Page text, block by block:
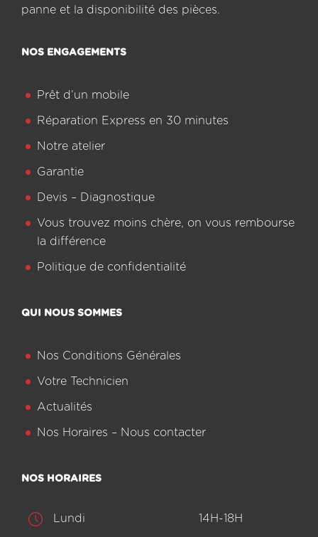
panne et la disponibilité des pièces.
NOS ENGAGEMENTS
Prêt d’un mobile
Réparation Express en 30 minutes
Notre atelier
Garantie
Devis – Diagnostique
Vous trouvez moins chère, on vous rembourse
la différence
Politique de confidentialité
QUI NOUS SOMMES
Nos Conditions Générales
Votre Technicien
Actualités
Nos Horaires – Nous contacter
NOS HORAIRES
Lundi 14H-18H